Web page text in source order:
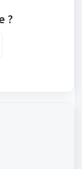
?